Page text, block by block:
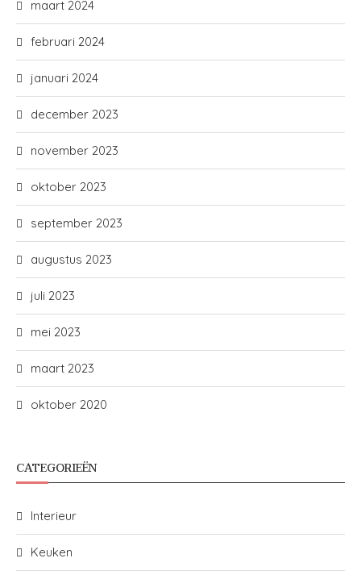
maart 2024
februari 2024
januari 2024
december 2023
november 2023
oktober 2023
september 2023
augustus 2023
juli 2023
mei 2023
maart 2023
oktober 2020
CATEGORIEËN
Interieur
Keuken